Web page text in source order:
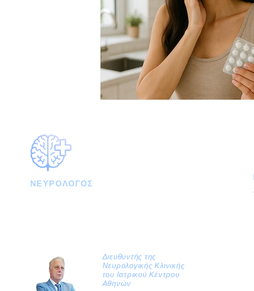
ΝΕΥΡΟΛΟΓΟΣ
Διευθυντής της
Νευρολογικής Κλινικής
του Ιατρικού Κέντρου
Αθηνών